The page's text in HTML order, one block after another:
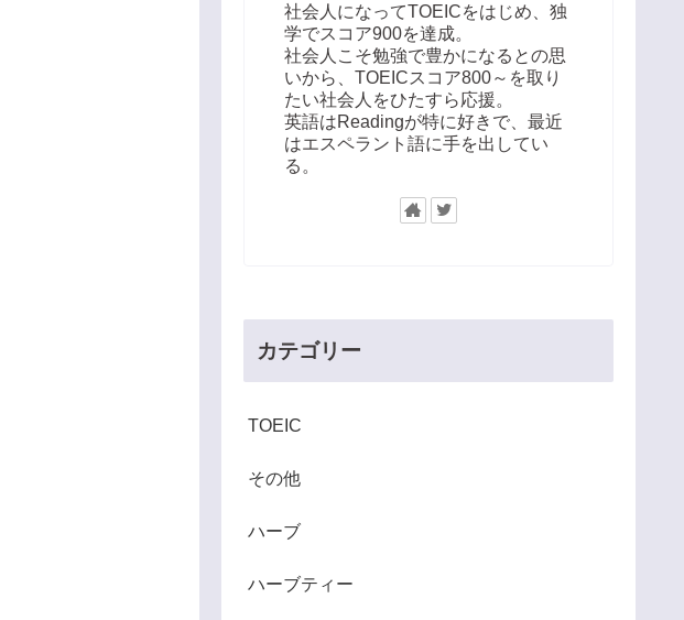
社会人になってTOEICをはじめ、独
学でスコア900を達成。
社会人こそ勉強で豊かになるとの思
いから、TOEICスコア800～を取り
たい社会人をひたすら応援。
英語はReadingが特に好きで、最近
はエスペラント語に手を出してい
る。
カテゴリー
TOEIC
その他
ハーブ
ハーブティー